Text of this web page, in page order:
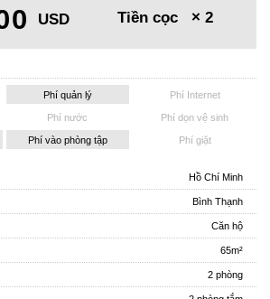
USD Tiền cọc × 2
Phí quản lý Phí Internet
Phí nước Phí dọn vệ sinh
Phí vào phòng tập Phí giặt
Hồ Chí Minh
Bình Thạnh
Căn hộ
65m²
2 phòng